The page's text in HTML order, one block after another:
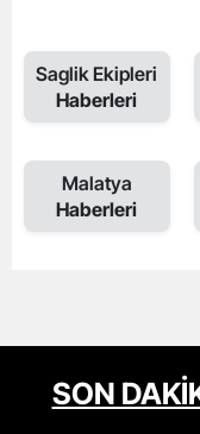
Saglik Ekipleri
Haberleri
Malatya
Haberleri
SON